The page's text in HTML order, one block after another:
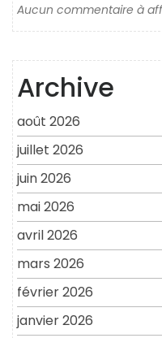
Aucun commentaire à
Archive
août 2026
juillet 2026
juin 2026
mai 2026
avril 2026
mars 2026
février 2026
janvier 2026